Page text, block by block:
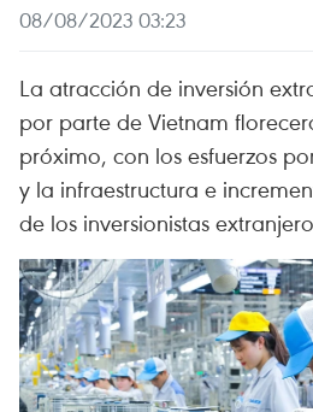
08/08/2023 03:23
La atracción de inversión
por parte de Vietnam
próximo, con los esfuerzos
y la infraestructura e
de los inversionistas